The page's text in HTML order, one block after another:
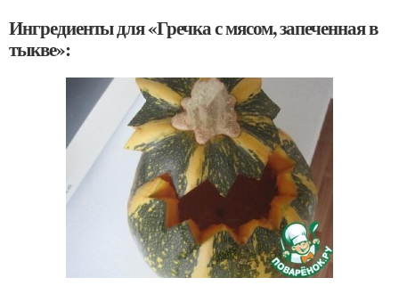
Ингредиенты для «Гречка с мясом, запеченная в
тыкве»: